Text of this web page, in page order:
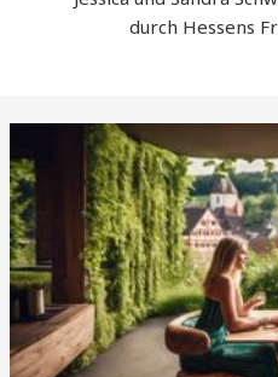
durch Hessens